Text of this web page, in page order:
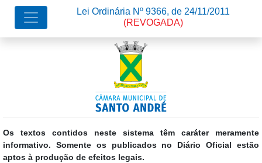
Os textos contidos neste sistema têm caráter meramente
informativo. Somente os publicados no Diário Oficial estão
aptos à produção de efeitos legais.
Lei Ordinária Nº 9366, de 24/11/2011
(REVOGADA)